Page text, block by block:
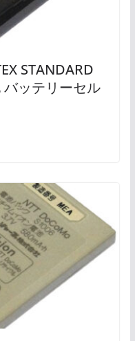
STANDARD
ッテリーセル